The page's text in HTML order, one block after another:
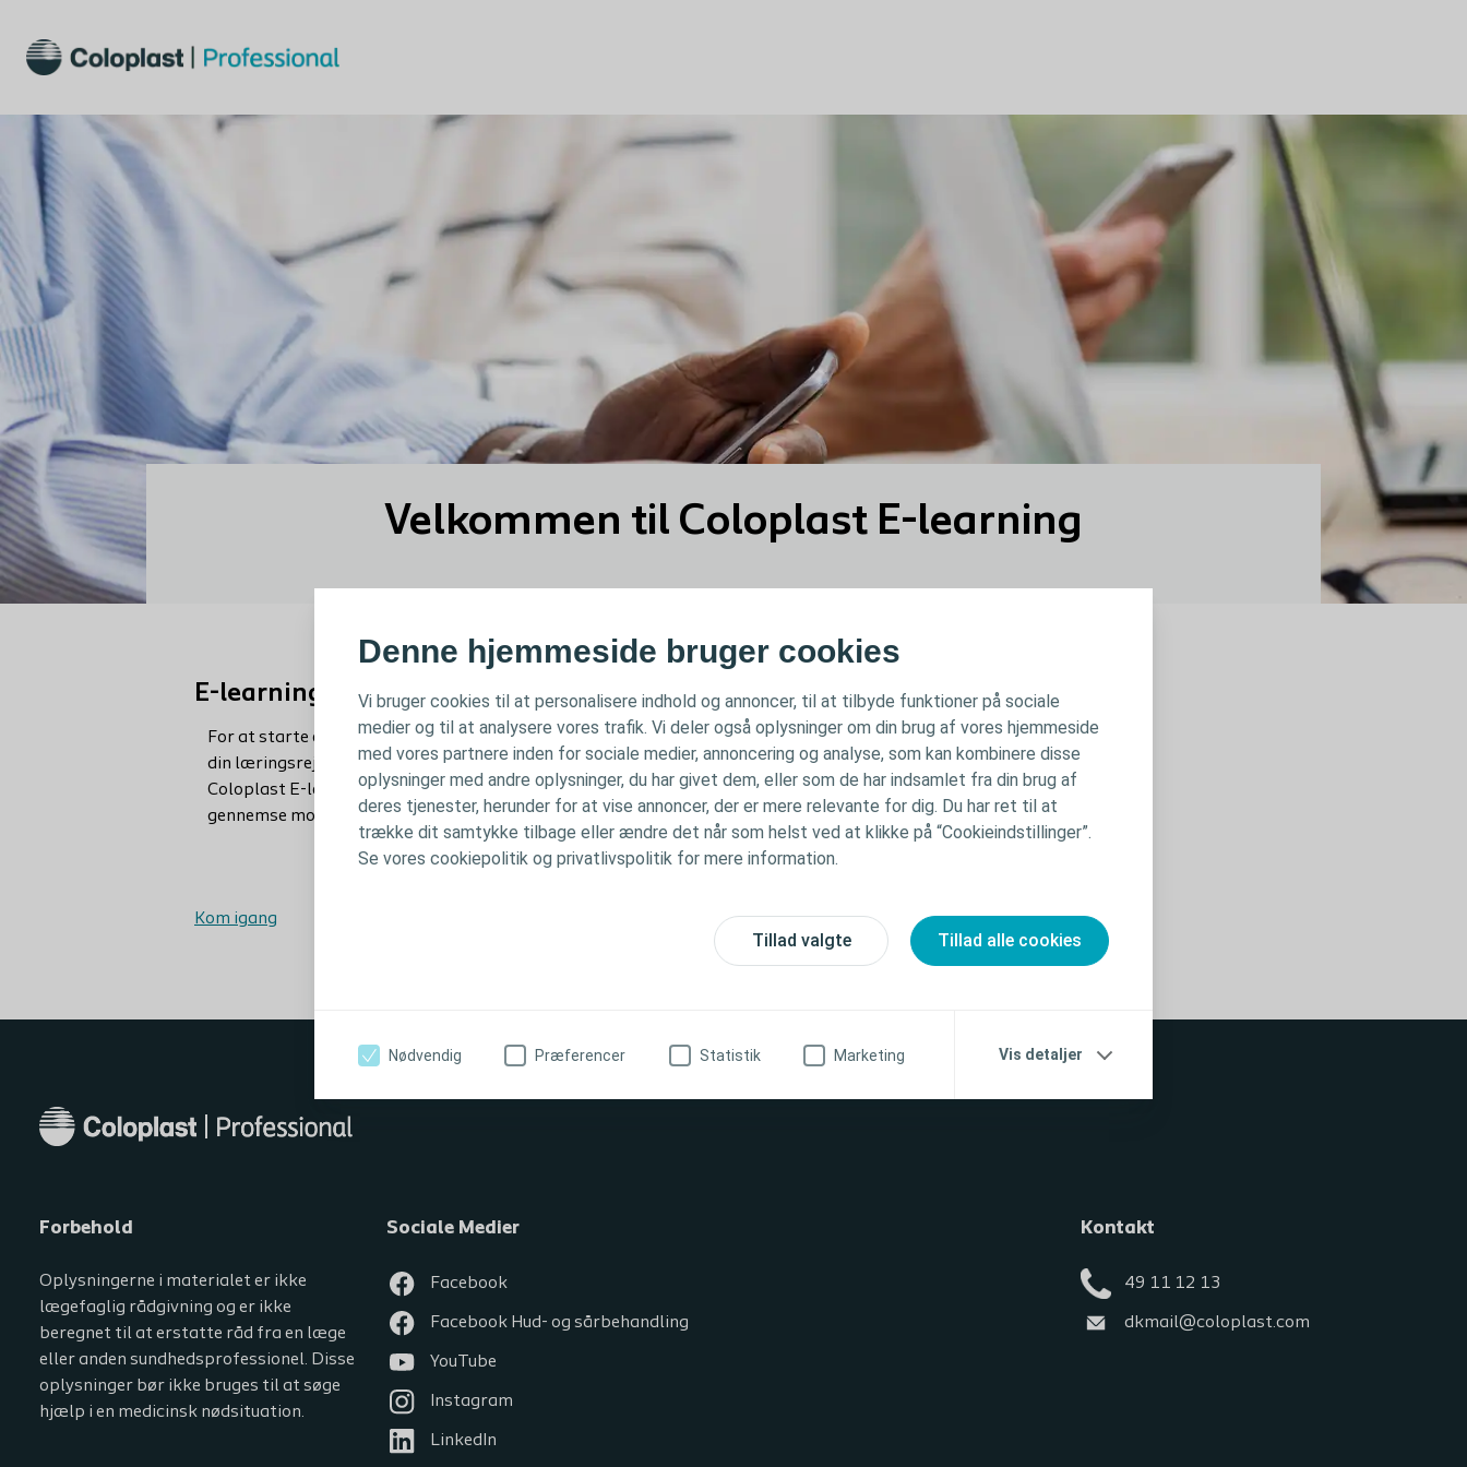
Denne hjemmeside bruger cookies
Vi bruger cookies til at personalisere indhold og annoncer, til at tilbyde funktioner på sociale
medier og til at analysere vores trafik. Vi deler også oplysninger om din brug af vores hjemmeside
med vores partnere inden for sociale medier, annoncering og analyse, som kan kombinere disse
oplysninger med andre oplysninger, du har givet dem, eller som de har indsamlet fra din brug af
deres tjenester, herunder for at vise annoncer, der er mere relevante for dig. Du har ret til at
trække dit samtykke tilbage eller ændre det når som helst ved at klikke på “Cookieindstillinger”.
Se vores cookiepolitik og privatlivspolitik for mere information.
Tillad valgte Tillad alle cookies
Nødvendig Præferencer Statistik Marketing Vis detaljer
Velkommen til Coloplast E-learning
E-learning uddannelsesmoduler
For at starte eller fortsætte
din læringsrejse med
Coloplast E-learning kan du
gennemse moduler her.
Kom igang
Se din profil
Se og download dine certifikater, gå til Min Profil.
Gå til Min Profil
Forbehold
Oplysningerne i materialet er ikke
lægefaglig rådgivning og er ikke
beregnet til at erstatte råd fra en læge
eller anden sundhedsprofessionel. Disse
oplysninger bør ikke bruges til at søge
hjælp i en medicinsk nødsituation.
Sociale Medier
Facebook
Facebook Hud- og sårbehandling
YouTube
Instagram
LinkedIn
Kontakt
49 11 12 13
dkmail@coloplast.com